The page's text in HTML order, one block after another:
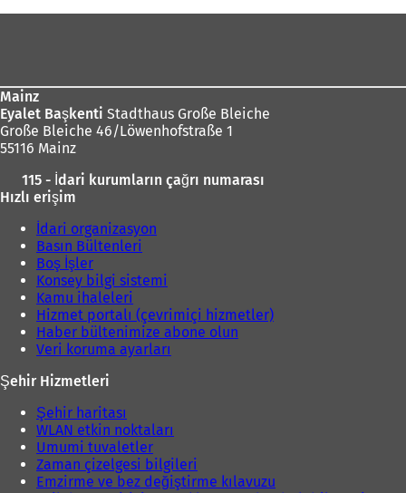
Mainz
Eyalet Başkenti Stadthaus Große Bleiche
Große Bleiche 46/Löwenhofstraße 1
55116 Mainz
115 - İdari kurumların çağrı numarası
Hızlı erişim
İdari organizasyon
Basın Bültenleri
Boş İşler
Konsey bilgi sistemi
Kamu ihaleleri
Hizmet portalı (çevrimiçi hizmetler)
Haber bültenimize abone olun
Veri koruma ayarları
Şehir Hizmetleri
Şehir haritası
WLAN etkin noktaları
Umumi tuvaletler
Zaman çizelgesi bilgileri
Emzirme ve bez değiştirme kılavuzu